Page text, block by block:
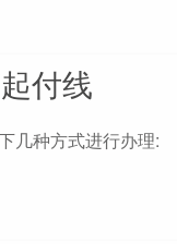
付线
种方式进行办理: